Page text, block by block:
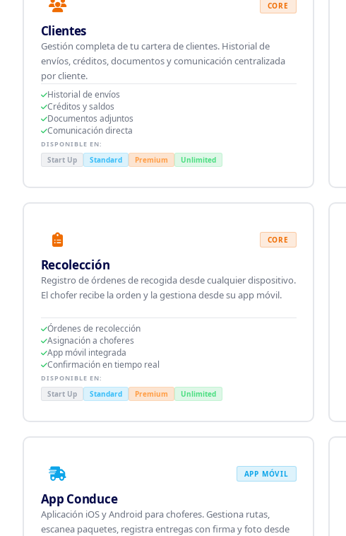
CORE
Clientes
Gestión completa de tu cartera de clientes. Historial de
envíos, créditos, documentos y comunicación centralizada
por cliente.
Historial de envíos
Créditos y saldos
Documentos adjuntos
Comunicación directa
DISPONIBLE EN:
Start Up Standard Premium Unlimited
CORE
Recolección
Registro de órdenes de recogida desde cualquier dispositivo.
El chofer recibe la orden y la gestiona desde su app móvil.
Órdenes de recolección
Asignación a choferes
App móvil integrada
Confirmación en tiempo real
DISPONIBLE EN:
Start Up Standard Premium Unlimited
APP MÓVIL
App Conduce
Aplicación iOS y Android para choferes. Gestiona rutas,
escanea paquetes, registra entregas con firma y foto desde